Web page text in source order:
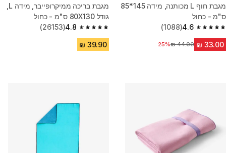
מגבת חוף L מכותנה, מידה 145*85
ס"מ - כחול
4.6
4.6 out of 5 stars from 1088 reviews
(1088)
מחיר לפני הנחה‏44.00 ₪
25%
גודל 80X130 ס"מ - כחול
4.8
4.8 out of 5 stars from 26153 reviews
(26153)